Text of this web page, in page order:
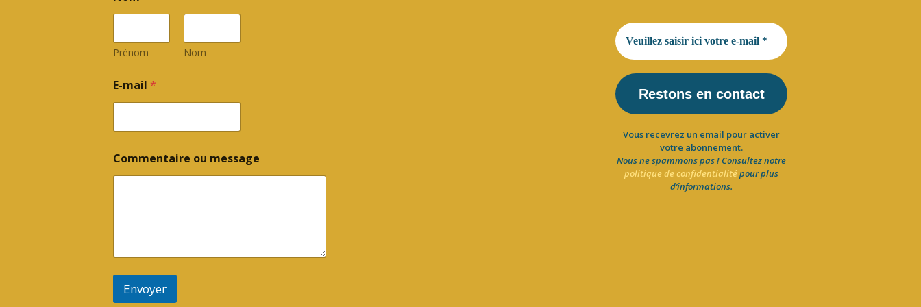
Prénom Nom
E-mail *
Commentaire ou message
Envoyer
Vous recevrez un email pour activer
votre abonnement.
Nous ne spammons pas ! Consultez notre
politique de confidentialitépour plus
d’informations.